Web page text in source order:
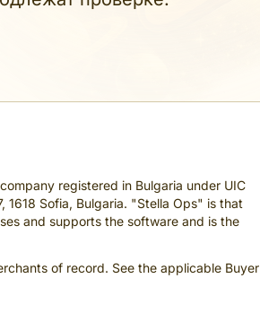
registered in Bulgaria under UIC
1618 Sofia, Bulgaria. "Stella Ops" is that
and supports the software and is the
of record. See the applicable Buyer